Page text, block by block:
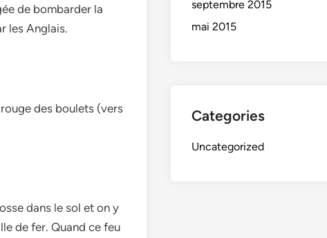
de bombarder la
les Anglais.
des boulets (vers
dans le sol et on y
de fer. Quand ce feu
septembre 2015
mai 2015
Categories
Uncategorized